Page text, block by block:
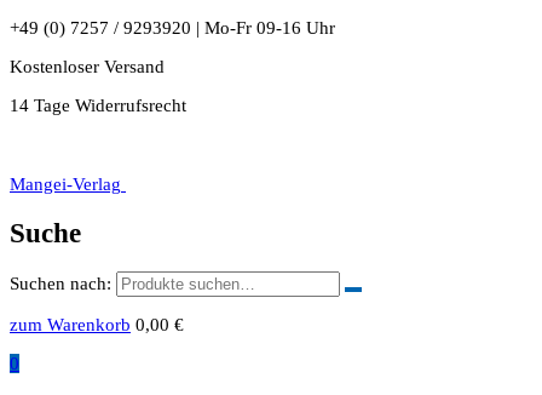
+49 (0) 7257 / 9293920 | Mo-Fr 09-16 Uhr
Kostenloser Versand
14 Tage Widerrufsrecht
Mangei-Verlag
Suche
Suchen nach:
zum Warenkorb 0,00 €
0